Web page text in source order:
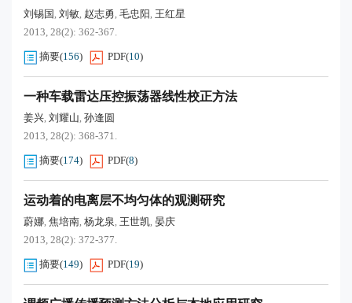
刘锡国, 刘敏, 赵志勇, 毛忠阳, 王红星
2013, 28(2): 362-367.
摘要(156) PDF(10)
一种车载雷达压控振荡器线性校正方法
姜兴, 刘耀山, 孙逢圆
2013, 28(2): 368-371.
摘要(174) PDF(8)
运动着的电离层不均匀体的观测研究
蔚娜, 焦培南, 杨龙泉, 王世凯, 晏庆
2013, 28(2): 372-377.
摘要(149) PDF(19)